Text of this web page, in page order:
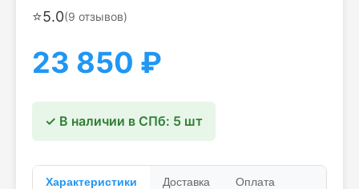
⭐5.0(9 отзывов)
23 850 ₽
✓ В наличии в СПб: 5 шт
Характеристики Доставка Оплата